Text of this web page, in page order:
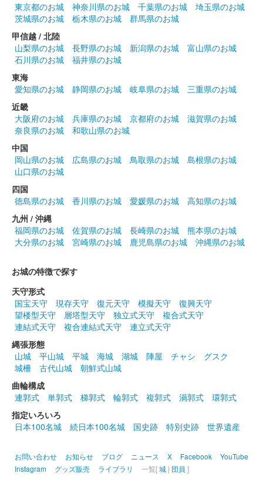
前橋城 御城印 春限定夜桜版
前橋城 御城印 春限定版
前橋城 御城印 春限定城イラスト版
前橋城 御城印
前橋城 御城印 雷神・風神春限定版
前橋城 御城印
前橋城 御城印 お城EXPO 2024限定版
販売終了
2024年12月21、22日に開催されたお城EXPO2024のいわつき武
枚限定
厩橋城（前橋城） 御城印 お城EXPO 2024限
定版
東京都のお城
神奈川県のお城 千葉県のお城
埼玉県のお城
茨城県のお城
栃木県のお城
群馬県のお城
甲信越 / 北陸
山梨県のお城
長野県のお城 新潟県のお城
富山県のお城
石川県のお城
福井県のお城
東海
愛知県のお城
静岡県のお城 岐阜県のお城
三重県のお城
近畿
大阪府のお城
兵庫県のお城 京都府のお城
滋賀県のお城
奈良県のお城
和歌山県のお城
中国
岡山県のお城
広島県のお城 鳥取県のお城
島根県のお城
山口県のお城
四国
徳島県のお城
香川県のお城 愛媛県のお城
高知県のお城
九州 / 沖縄
福岡県のお城
佐賀県のお城 長崎県のお城
熊本県のお城
大分県のお城
宮崎県のお城 鹿児島県のお城 沖縄県のお城
お城の特徴で探す
天守形式
国宝天守
現存天守 復元天守 模擬天守
復興天守
望楼型天守
層塔型天守 独立式天守
複合式天守
連結式天守
複合連結式天守
連立式天守
縄張形態
山城
平山城 平城 海城 湖城 陣屋 チャシ
グスク
城柵
古代山城
朝鮮式山城
曲輪構成
連郭式
単郭式 梯郭式 輪郭式 複郭式 渦郭式
環郭式
指定いろいろ
日本100名城
続日本100名城 国史跡 特別史跡 世界遺産
お問い合わせ お知らせ ブログ ニュース X Facebook
YouTube
Instagram
グッズ販売 ライブラリ 一覧[城 | 団員 ]